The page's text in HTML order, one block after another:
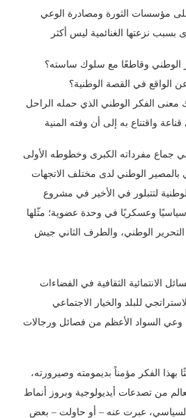
مؤسسات الثورة ومصادرة الوعي
الوطني وقاطعًا مع سلوك ساسته؟
معنى الفكر الوطني الذي حمله الراحل
جماع مفرداته الكبرى وخطوطه الأولى
الوطني لدى مختلف الاتجهات
لتتبلور في الأخير في مشروع
سياسيًا وعسكريًا في وحدة عضوية؛ مثّلها
الوطني، والطرف الثاني جيش
الانتمائية الثقافية في الفضاءات
للبلد والخيار الاجتماعي
وعي السواد الأعظم من فصائل ورجالات
الفكر مؤمناً بديمومته وصيرورته،
من تصدعات أيديولوجية وبروز أنماط
عبرت عنه – أو حاولت – بعض